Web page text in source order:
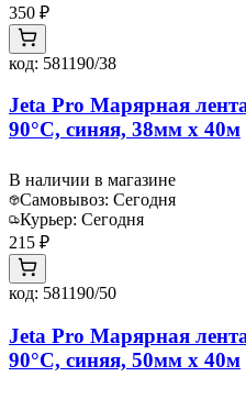
350 ₽
код: 581190/38
Jeta Pro Марярная
90°С, синяя, 38мм x 40м
В наличии в магазине
Самовывоз: Сегодня
Курьер: Сегодня
215 ₽
код: 581190/50
Jeta Pro Марярная
90°С, синяя, 50мм x 40м